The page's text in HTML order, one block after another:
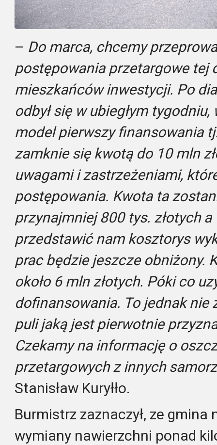
– Do marca, chcemy
postępowania przetargowe tej
mieszkańców inwestycji. Po
odbył się w ubiegłym
model pierwszy finansowania
zamknie się kwotą do 10 mln
uwagami i zastrzeżeniami,
postępowania. Kwota ta
przynajmniej 800 tys. złotych
przedstawić nam kosztorys
prac będzie jeszcze obniżony.
około 6 mln złotych. Póki co
dofinansowania. To jednak nie
puli jaką jest pierwotnie
Czekamy na informację o
przetargowych z innych
Stanisław Kuryłło.
Burmistrz zaznaczył, ze gmina
wymiany nawierzchni ponad